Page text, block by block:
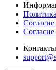
Контакты